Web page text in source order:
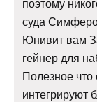
поэтому
суда
Юнивит вам
гейнер для
Полезное что
интегрируют